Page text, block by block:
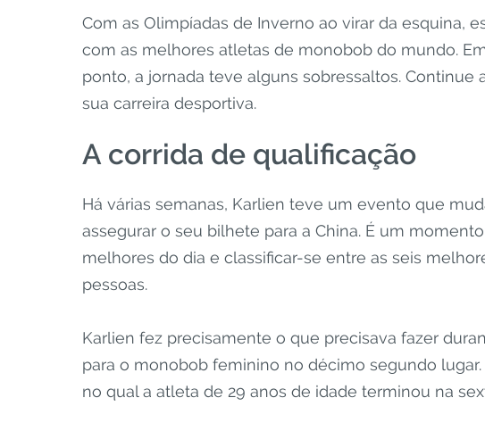
Com as Olimpíadas de Inverno ao virar da
com as melhores atletas de monobob do mundo.
ponto, a jornada teve alguns sobressaltos.
sua carreira desportiva.
A corrida de qualificação
Há várias semanas, Karlien teve um evento que
assegurar o seu bilhete para a China. É um
melhores do dia e classificar-se entre as seis
pessoas.
Karlien fez precisamente o que precisava fazer
para o monobob feminino no décimo segundo
no qual a atleta de 29 anos de idade terminou na